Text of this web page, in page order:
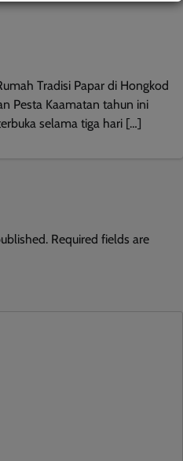
Tradisi Papar di Hongkod
Pesta Kaamatan tahun ini
selama tiga hari […]
Required fields are